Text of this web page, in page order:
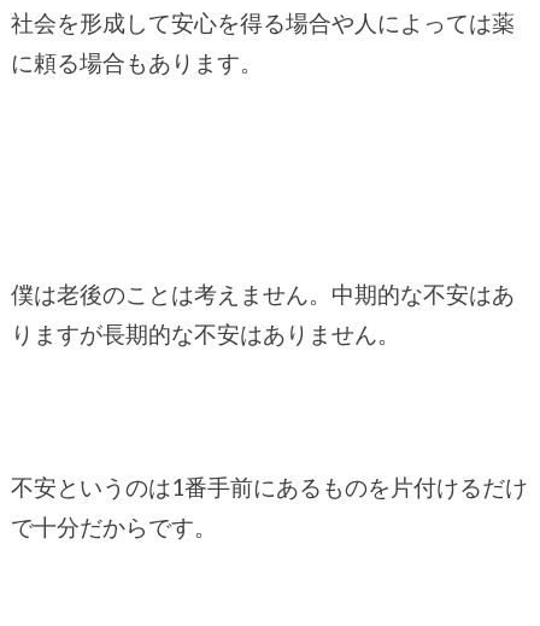
社会を形成して安心を得る場合や人によっては薬
に頼る場合もあります。
僕は老後のことは考えません。中期的な不安はあ
りますが長期的な不安はありません。
不安というのは1番手前にあるものを片付けるだけ
で十分だからです。